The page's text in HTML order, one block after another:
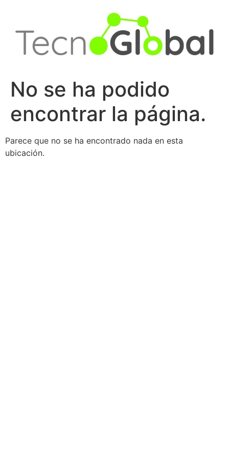
contenido
No se ha podido
encontrar la página.
Parece que no se ha encontrado nada en esta
ubicación.